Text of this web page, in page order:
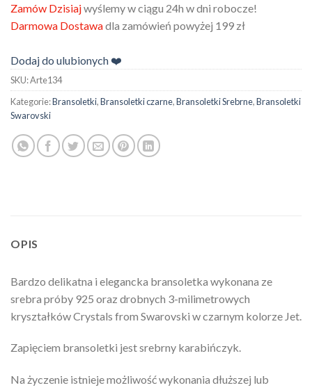
Zamów Dzisiajwyślemy w ciągu 24h w dni robocze!
Darmowa Dostawadla zamówień powyżej 199 zł
Dodaj do ulubionych ❤️
SKU:Arte134
Kategorie:Bransoletki,Bransoletki czarne,Bransoletki Srebrne,Bransoletki
Swarovski
OPIS
Bardzo delikatna i elegancka bransoletka wykonana ze
srebra próby 925 oraz drobnych 3-milimetrowych
kryształków Crystals from Swarovski w czarnym kolorze Jet.
Zapięciem bransoletki jest srebrny karabińczyk.
Na życzenie istnieje możliwość wykonania dłuższej lub